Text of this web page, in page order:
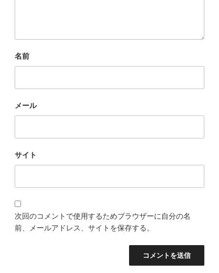
名前
メール
サイト
次回のコメントで使用するためブラウザーに自分の名
前、メールアドレス、サイトを保存する。